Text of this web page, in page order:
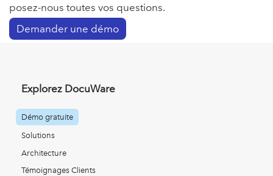
posez-nous toutes vos questions.
Demander une démo
Explorez DocuWare
Démo gratuite
Solutions
Architecture
Témoignages Clients